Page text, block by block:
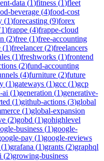
data (1)fitness (1)fleet
beverage (4)food-cost
(1)forecasting (9)forex
1)frappe (4)frappe-cloud
(2)free (1)free-accounting
(1)freelancer(2)freelancers
(1)freshworks (1)frontend
(2)fund-accounting
(4)furniture (2)future
(1)gateways (1)gcc (1)gcp
ai (1)generation (1)generative-
(1)github-actions (3)global
(1)global-expansion
(2)gobd (1)gohighlevel
business (1)google-
pay (1)google-reviews
(1)grafana (1)grants (2)graphql
(2)growing-business